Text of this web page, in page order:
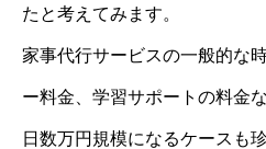
たと考えてみます。
家事代行サービスの一般的な
ー料金、学習サポートの料金
日数万円規模になるケースも